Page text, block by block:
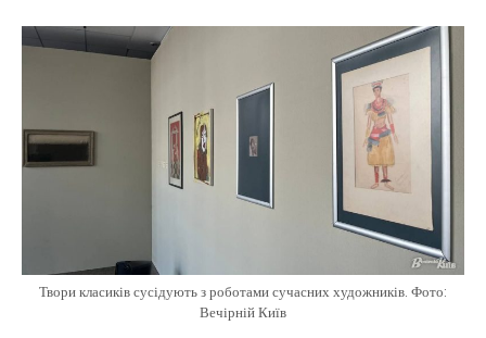
Твори класиків сусідують з роботами сучасних художників. Фото:
Вечірній Київ